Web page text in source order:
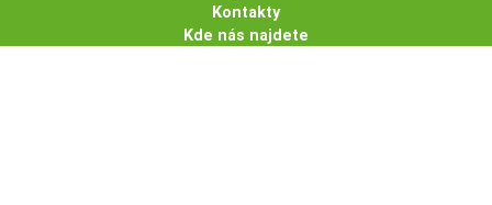
Kontakty
Kde nás najdete